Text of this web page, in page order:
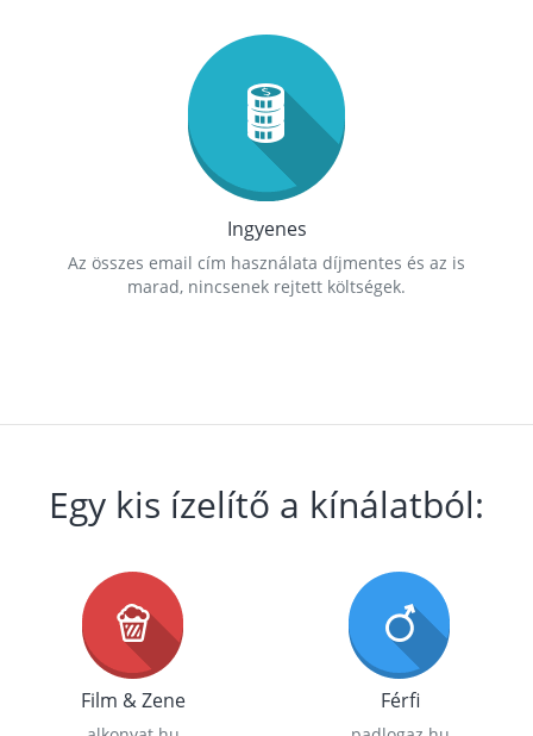
Ingyenes
Az összes email cím használata díjmentes és az is
marad, nincsenek rejtett költségek.
Egy kis ízelítő a kínálatból:
Film & Zene Férfi